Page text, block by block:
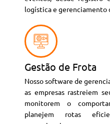
logística e gerenciamento
Gestão de Frota
Nosso software de
as empresas rastreiem
monitorem o
planejem rotas